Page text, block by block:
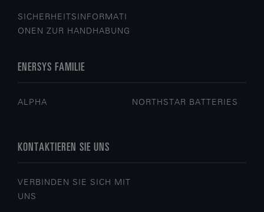
SICHERHEITSINFORMATI
ONEN ZUR HANDHABUNG
ENERSYS FAMILIE
ALPHA NORTHSTAR BATTERIES
KONTAKTIEREN SIE UNS
VERBINDEN SIE SICH MIT
UNS